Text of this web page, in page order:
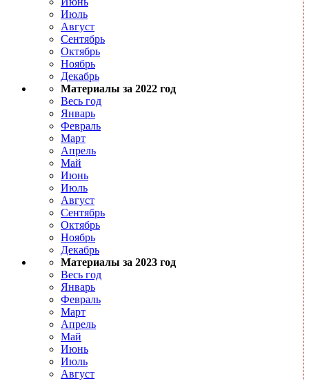
Июль
Август
Сентябрь
Октябрь
Ноябрь
Декабрь
Материалы за 2022 год
Весь год
Январь
Февраль
Март
Апрель
Май
Июнь
Июль
Август
Сентябрь
Октябрь
Ноябрь
Декабрь
Материалы за 2023 год
Весь год
Январь
Февраль
Март
Апрель
Май
Июнь
Июль
Август